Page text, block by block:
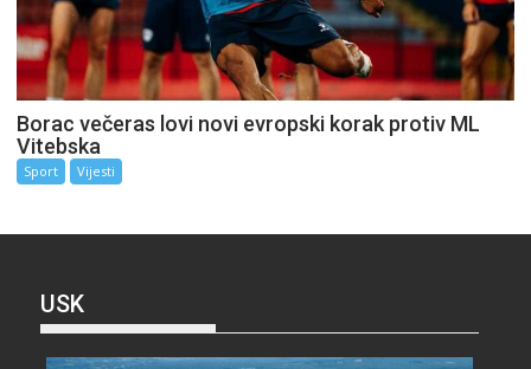
Borac večeras lovi novi evropski korak protiv ML
Vitebska
Sport Vijesti
USK